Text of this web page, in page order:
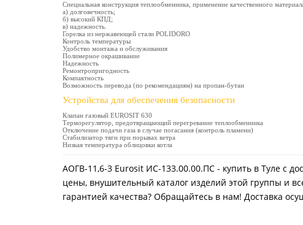
Специальная конструкция теплообменника, применение качественного
а) долговечность;
б) высокий КПД;
в) надежность.
Горелка из нержавеющей стали POLIDORO
Контроль температуры
Удобство монтажа и обслуживания
Полимерное окрашивание
Надежность
Ремонтропригодность
Компактность
Возможность перевода (по рекомендациям) на пропан-бутан
Устройства для обеспечения безопасности
Клапан газовый EUROSIT 630
Терморегулятор, предотвращающий перегревание теплообменника
Отключение подачи газа в случае погасания (контроль пламени)
Стабилизатор тяги при порывах ветра
Низкая температура облицовки котла
АОГВ-11,6-3 Eurosit ИС-133.00.00.ПС - купить в Туле с
цены, внушительный каталог изделий этой группы и
гарантией качества? Обращайтесь в нам! Доставка